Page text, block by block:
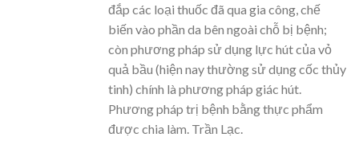
đắp các loại thuốc đã qua gia công, chế
biến vào phần da bên ngoài chỗ bị bệnh;
còn phương pháp sử dụng lực hút của vỏ
quả bầu (hiện nay thường sử dụng cốc thủy
tinh) chính là phương pháp giác hút.
Phương pháp trị bệnh bằng thực phẩm
được chia làm. Trần Lạc.